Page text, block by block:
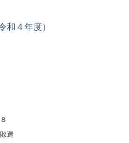
４年度）